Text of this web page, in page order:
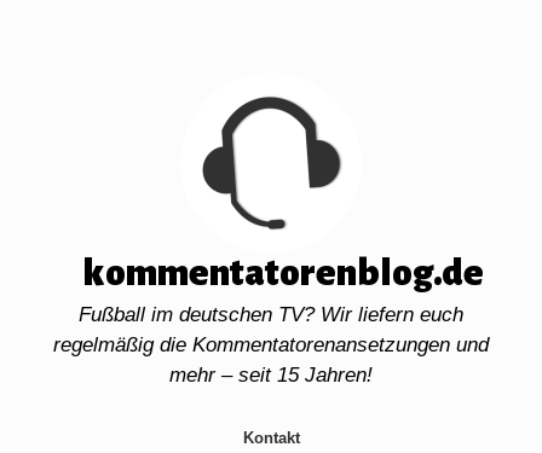
kommentatorenblog.de
Fußball im deutschen TV? Wir liefern euch
regelmäßig die Kommentatorenansetzungen und
mehr – seit 15 Jahren!
Kontakt